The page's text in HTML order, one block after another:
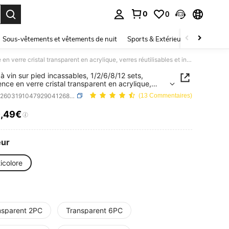
0 0
Sous-vêtements et vêtements de nuit Sports & Extérieur Enfants
Verres à vin sur pied incassables, 1/2/6/8/12 sets, apparence en verre cristal transparent en acrylique, verres réutilisables et incassables en plastique, convient pour l'extérieur et l'intérieur, la plage, la piscine, les grandes fêtes
vin sur pied incassables, 1/2/6/8/12 sets,
en verre cristal transparent en acrylique,
et incassables en plastique, convient
et l'intérieur, la plage, la piscine, les
fêtes
SKU: sh260319104792904126859 (13 Commentaires)
AND AVAILABILITY
,49€
2PC Transparent 6PC